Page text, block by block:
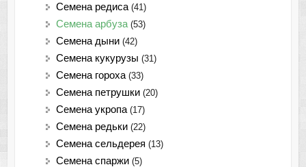
Семена редиса (41)
Семена арбуза (53)
Семена дыни (42)
Семена кукурузы (31)
Семена гороха (33)
Семена петрушки (20)
Семена укропа (17)
Семена редьки (22)
Семена сельдерея (13)
Семена спаржи (5)